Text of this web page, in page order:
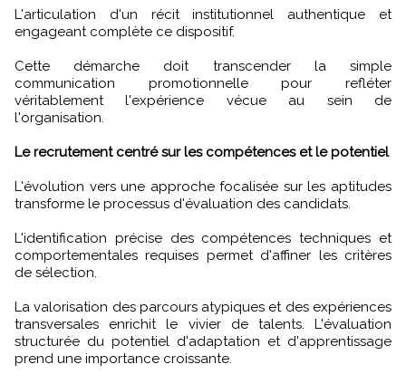
L'articulation d'un récit institutionnel authentique et
engageant complète ce dispositif.
Cette démarche doit transcender la simple
communication promotionnelle pour refléter
véritablement l'expérience vécue au sein de
l'organisation.
Le recrutement centré sur les compétences et le potentiel
L'évolution vers une approche focalisée sur les aptitudes
transforme le processus d'évaluation des candidats.
L'identification précise des compétences techniques et
comportementales requises permet d'affiner les critères
de sélection.
La valorisation des parcours atypiques et des expériences
transversales enrichit le vivier de talents. L'évaluation
structurée du potentiel d'adaptation et d'apprentissage
prend une importance croissante.